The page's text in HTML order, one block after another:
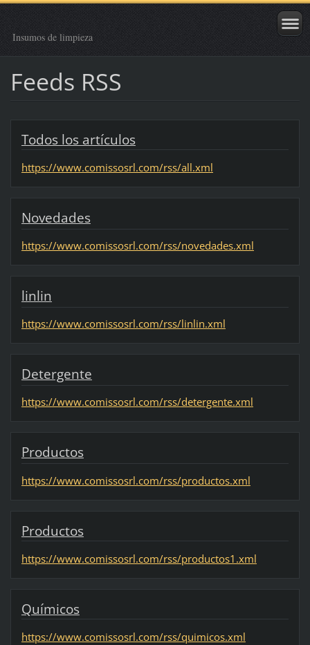
Insumos de limpieza
Feeds RSS
Todos los artículos
https://www.comissosrl.com/rss/all.xml
Novedades
https://www.comissosrl.com/rss/novedades.xml
linlin
https://www.comissosrl.com/rss/linlin.xml
Detergente
https://www.comissosrl.com/rss/detergente.xml
Productos
https://www.comissosrl.com/rss/productos.xml
Productos
https://www.comissosrl.com/rss/productos1.xml
Químicos
https://www.comissosrl.com/rss/quimicos.xml